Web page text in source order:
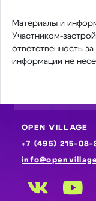
Материалы и
Участником-
ответственность
информации не
OPEN VILLAGE
+7 (495) 215-08-